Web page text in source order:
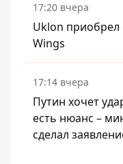
17:20 вчера
Uklon приобрел
Wings
17:14 вчера
Путин хочет
есть нюанс –
сделал